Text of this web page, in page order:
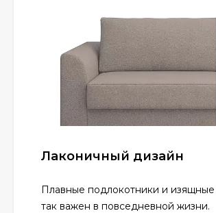
Лаконичный дизайн
Плавные подлокотники и
так важен в повседневной жизни.